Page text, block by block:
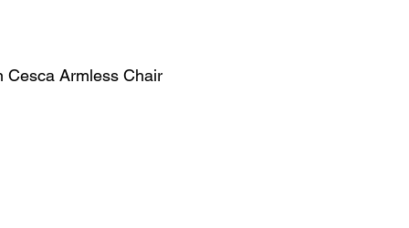
Cesca Armless Chair